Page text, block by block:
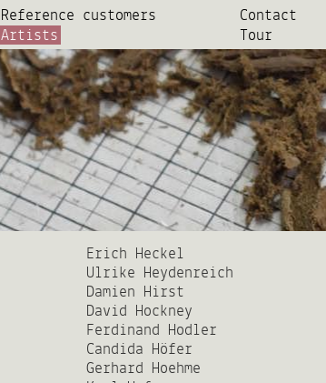
Reference customers Contact
Artists Tour
Erich Heckel
Ulrike Heydenreich
Damien Hirst
David Hockney
Ferdinand Hodler
Candida Höfer
Gerhard Hoehme